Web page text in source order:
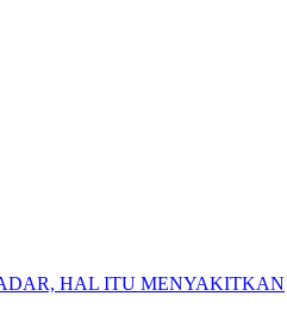
HAL ITU MENYAKITKAN